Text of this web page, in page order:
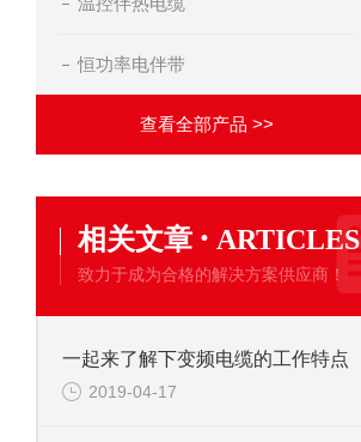
恒功率电伴带
查看全部产品 >>
相关文章 · ARTICLES
致力于成为合格的解决方案供应商！
一起来了解下变频电缆的工作特点
2019-04-17